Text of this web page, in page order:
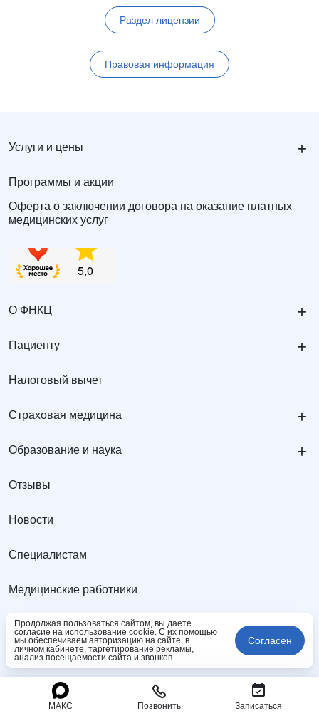
Раздел лицензии
Правовая информация
Услуги и цены +
Программы и акции
Оферта о заключении договора на оказание платных
медицинских услуг
О ФНКЦ +
Пациенту +
Налоговый вычет
Страховая медицина +
Образование и наука +
Отзывы
Новости
Специалистам
Медицинские работники
Лекарственное обеспечение
Контролирующие органы
Документы
МАКС Позвонить Записаться
Продолжая пользоваться сайтом, вы даете
согласие на использование cookie. С их помощью
мы обеспечиваем авторизацию на сайте, в
личном кабинете, таргетирование рекламы,
анализ посещаемости сайта и звонков.
Согласен